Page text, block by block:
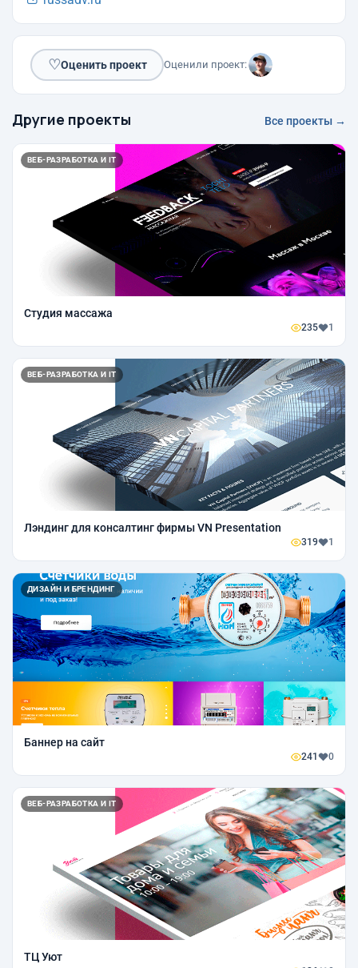
♡Оценить проект Оценили проект:
Другие проекты Все проекты →
ВЕБ-РАЗРАБОТКА И IT
Студия массажа
235 1
ВЕБ-РАЗРАБОТКА И IT
Лэндинг для консалтинг фирмы VN Presentation
319 1
ДИЗАЙН И БРЕНДИНГ
Баннер на сайт
241 0
ВЕБ-РАЗРАБОТКА И IT
ТЦ Уют